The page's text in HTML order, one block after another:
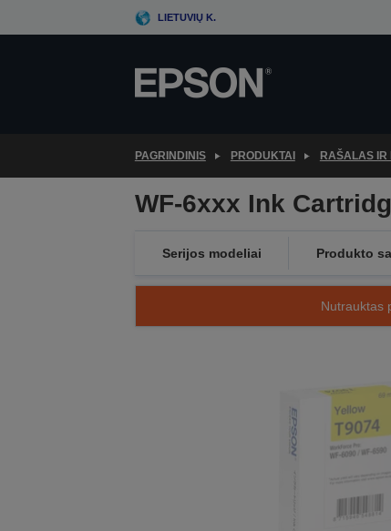
to
LIETUVIŲ K.
PAGRINDINIS PRODUKTAI RAŠALAS IR
WF-6xxx Ink
Serijos modeliai Produkto
Nutrauktas